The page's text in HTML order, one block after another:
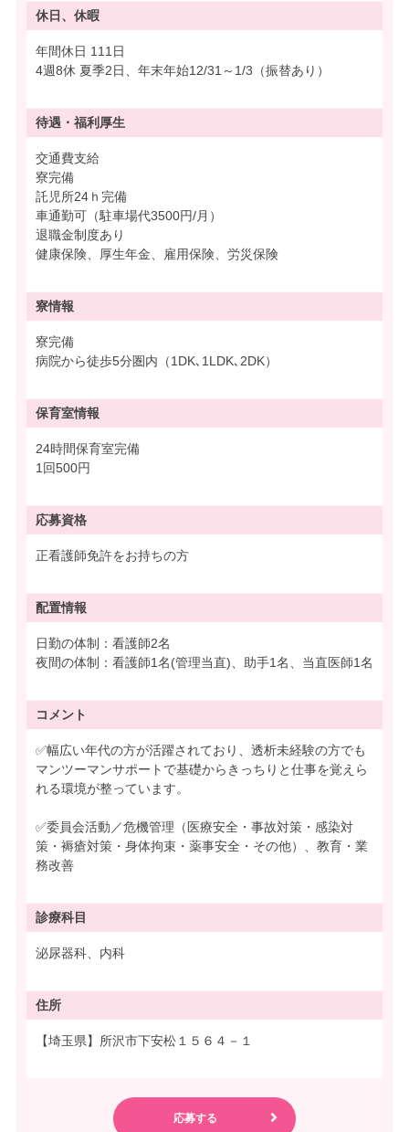
休日、休暇
年間休日 111日
4週8休 夏季2日、年末年始12/31～1/3（振替あり）
待遇・ 福利厚生
交通費支給
寮完備
託児所24ｈ完備
車通勤可（駐車場代3500円/月）
退職金制度あり
健康保険、厚生年金、雇用保険、労災保険
寮情報
寮完備
病院から徒歩5分圏内（1DK､1LDK､2DK）
保育室情報
24時間保育室完備
1回500円
応募資格
正看護師免許をお持ちの方
配置情報
日勤の体制：看護師2名
夜間の体制：看護師1名(管理当直)、助手1名、当直医師1名
コメント
✅幅広い年代の方が活躍されており、透析未経験の方でも
マンツーマンサポートで基礎からきっちりと仕事を覚えら
れる環境が整っています。
✅委員会活動／危機管理（医療安全・事故対策・感染対
策・褥瘡対策・身体拘束・薬事安全・その他）、教育・業
務改善
診療科目
泌尿器科、内科
住所
【埼玉県】所沢市下安松１５６４－１